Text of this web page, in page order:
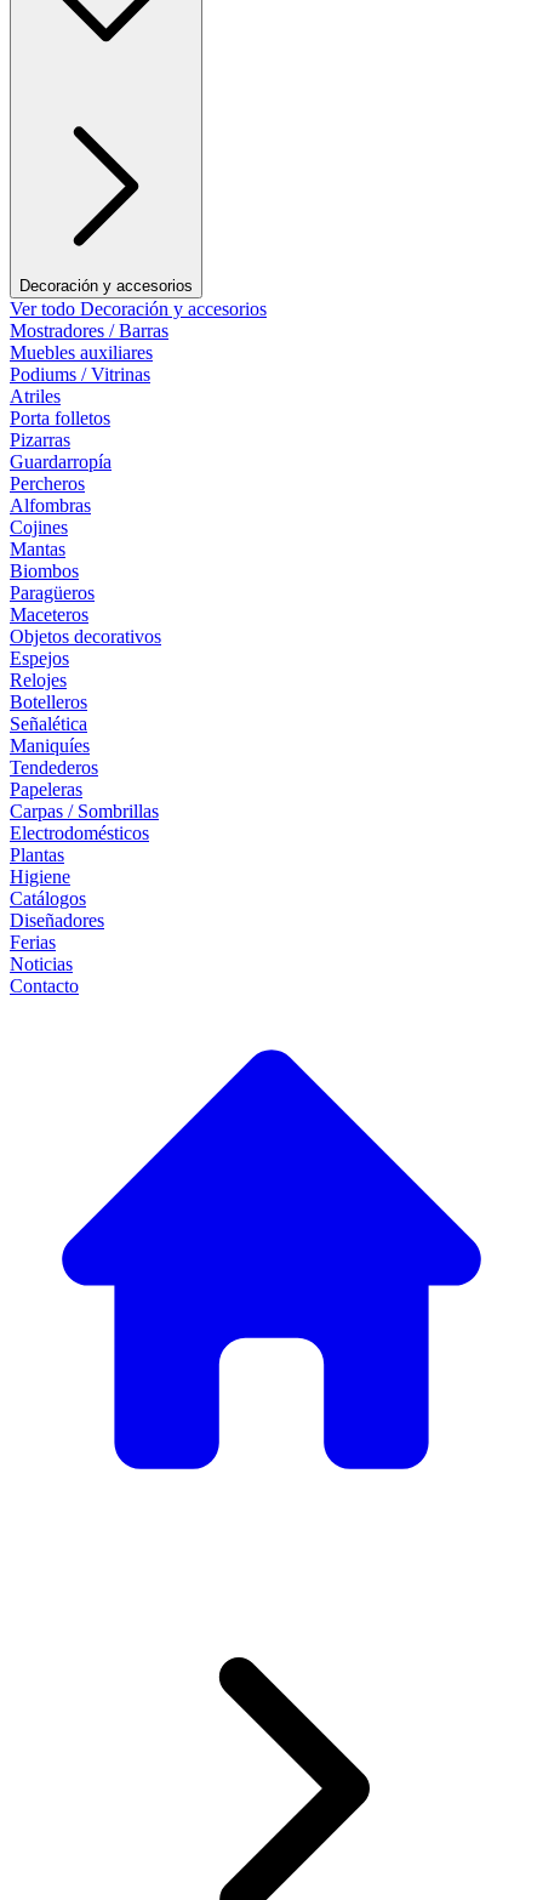
Decoración y accesorios
Ver todo Decoración y accesorios
Mostradores / Barras
Muebles auxiliares
Podiums / Vitrinas
Atriles
Porta folletos
Pizarras
Guardarropía
Percheros
Alfombras
Cojines
Mantas
Biombos
Paragüeros
Maceteros
Objetos decorativos
Espejos
Relojes
Botelleros
Señalética
Maniquíes
Tendederos
Papeleras
Carpas / Sombrillas
Electrodomésticos
Plantas
Higiene
Catálogos
Diseñadores
Ferias
Noticias
Contacto